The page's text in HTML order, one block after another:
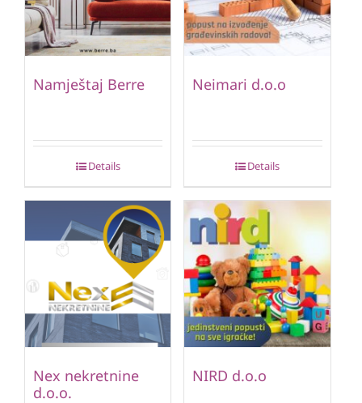
Namještaj Berre
Details
Neimari d.o.o
Details
Nex nekretnine
d.o.o.
NIRD d.o.o